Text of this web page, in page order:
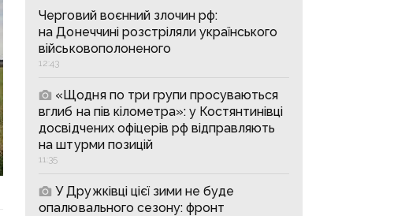
Черговий воєнний злочин рф:
на Донеччині розстріляли українського
військовополоненого
12:43
«Щодня по три групи просуваються
вглиб на пів кілометра»: у Костянтинівці
досвідчених офіцерів рф відправляють
на штурми позицій
11:35
У Дружківці цієї зими не буде
опалювального сезону: фронт